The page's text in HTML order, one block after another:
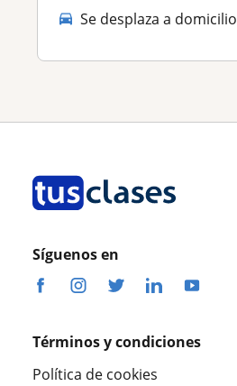
Se desplaza a domicilio
Síguenos en
Términos y condiciones
Política de cookies